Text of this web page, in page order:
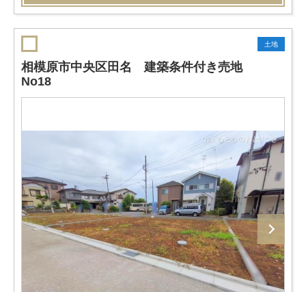
土地
相模原市中央区田名 建築条件付き売地
No18